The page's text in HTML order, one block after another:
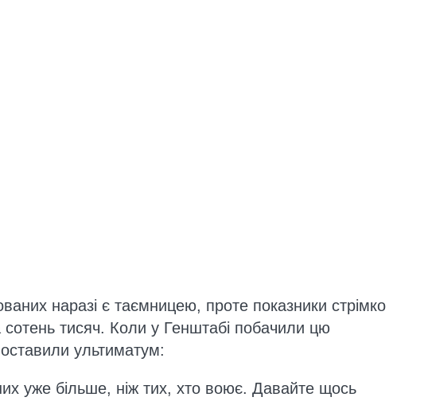
наразі є таємницею, проте показники стрімко
сотень тисяч. Коли у Генштабі побачили цю
ультиматум:
уже більше, ніж тих, хто воює. Давайте щось